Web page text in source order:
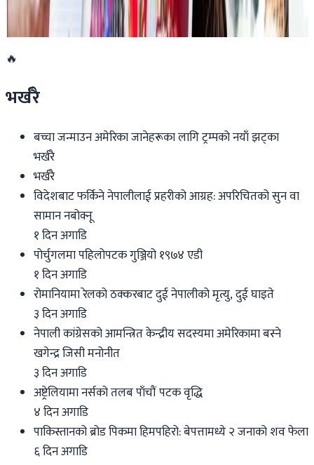
२०२६ जुन ११
🔥
भर्खरै
बच्चा जन्माउन अमेरिका जानेहरूका लागि ट्रम्पको नयाँ झट्का
भर्खरै
भर्खरै
विदेशबाट फर्किने नेपालीलाई प्रहरीको आग्रह: अपरिचितको सुन वा
सामान नबोक्नू
१ दिन अगाडि
पोर्चुगलमा पहिलोपटक गुञ्जियो १९७४ एडी
१ दिन अगाडि
रोमानियामा रेलको ठक्करबाट दुई नेपालीको मृत्यु, दुई घाइते
३ दिन अगाडि
नेपाली कांग्रेसको आमन्त्रित केन्द्रीय सदस्यमा अमेरिकामा बस्ने
खगेन्द्र जिसी मनोनीत
३ दिन अगाडि
अष्ट्रेलियामा नर्सको तलब पाँचौं पटक वृद्धि
४ दिन अगाडि
पाकिस्तानको ब्रोड पिकमा हिमपहिरो: बेपत्तामध्ये २ जनाको शव फेला
६ दिन अगाडि